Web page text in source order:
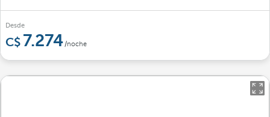
Desde
7.274/noche